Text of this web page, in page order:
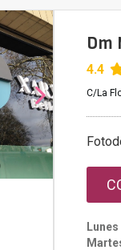
Dm
4.4
C/La
Lunes